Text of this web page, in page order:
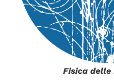
Fisica